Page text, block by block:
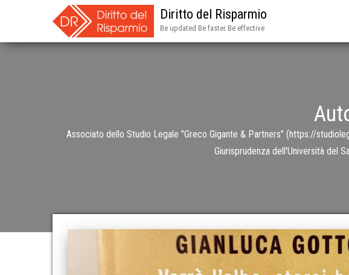
Diritto del Risparmio
Be updated Be faster Be effective
Associato dello Studio Legale "Greco Gigante & Partners" (https://
Giurisprudenza dell'Università del